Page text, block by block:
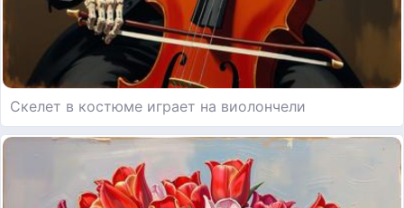
Скелет в костюме играет на виолончели